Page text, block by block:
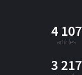
4 107
articles
3 217